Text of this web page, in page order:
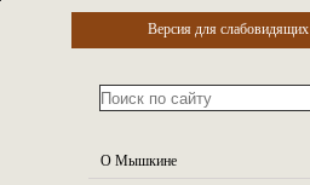
О Мышкине
Версия для слабовидящих